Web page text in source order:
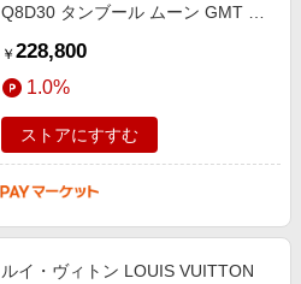
Q8D30 タンブール ムーン GMT デ
￥ 228,800
1.0%
ストアにすすむ
ルイ・ヴィトン LOUIS VUITTON